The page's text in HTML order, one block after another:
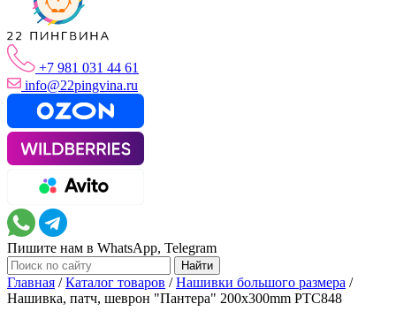
+7 981 031 44 61
info@22pingvina.ru
Пишите нам в WhatsApp, Telegram
Главная /Каталог товаров /Нашивки большого размера /
Нашивка, патч, шеврон "Пантера" 200x300mm PTC848